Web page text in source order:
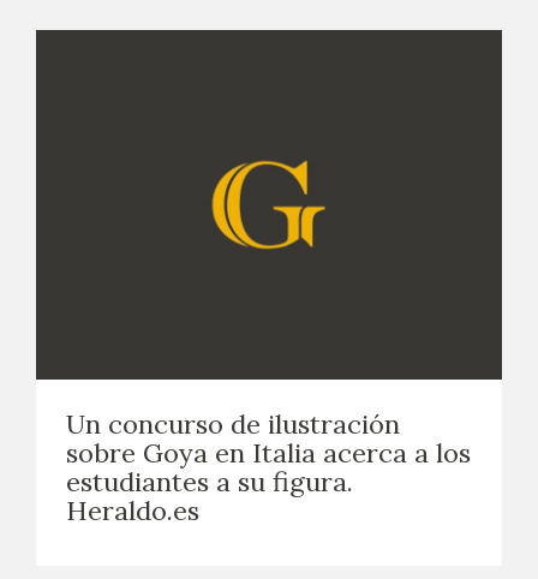
Un concurso de ilustración
sobre Goya en Italia acerca a los
estudiantes a su figura.
Heraldo.es